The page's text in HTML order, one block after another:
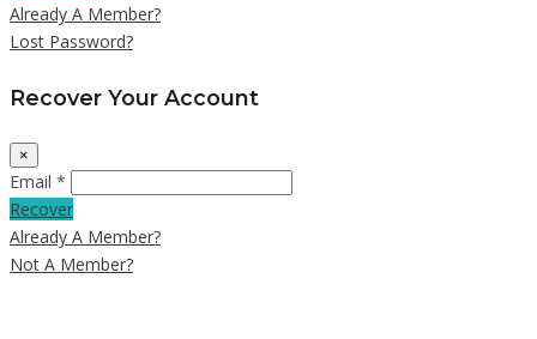
Already A Member?
Lost Password?
Recover Your Account
×
Email *
Recover
Already A Member?
Not A Member?